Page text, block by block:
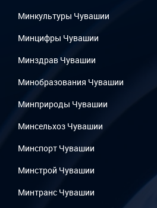
Минкультуры Чувашии
Минцифры Чувашии
Минздрав Чувашии
Минобразования Чувашии
Минприроды Чувашии
Минсельхоз Чувашии
Минспорт Чувашии
Минстрой Чувашии
Минтранс Чувашии